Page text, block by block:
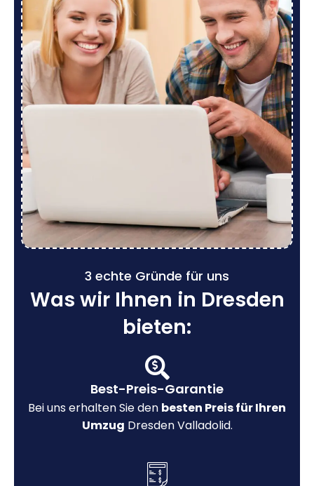
3 echte Gründe für uns
Was wir Ihnen in Dresden
bieten:
Best-Preis-Garantie
Bei uns erhalten Sie den besten Preis für Ihren
Umzug Dresden Valladolid.